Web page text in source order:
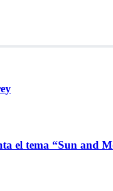
el tema “Sun and